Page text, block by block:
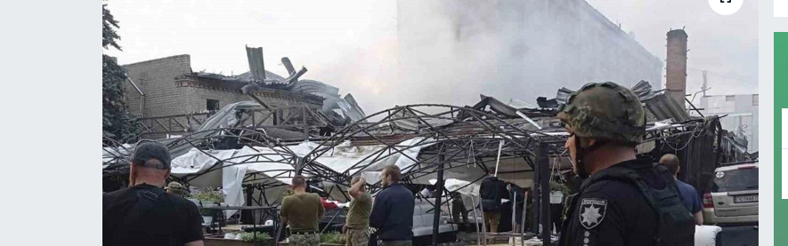
Resmi ilanlar